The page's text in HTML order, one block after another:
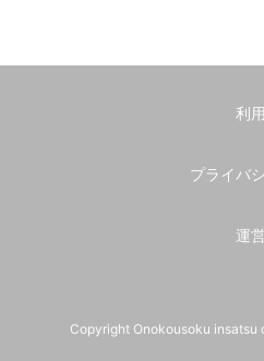
利
プライバ
運
Copyright Onokousoku insatsu